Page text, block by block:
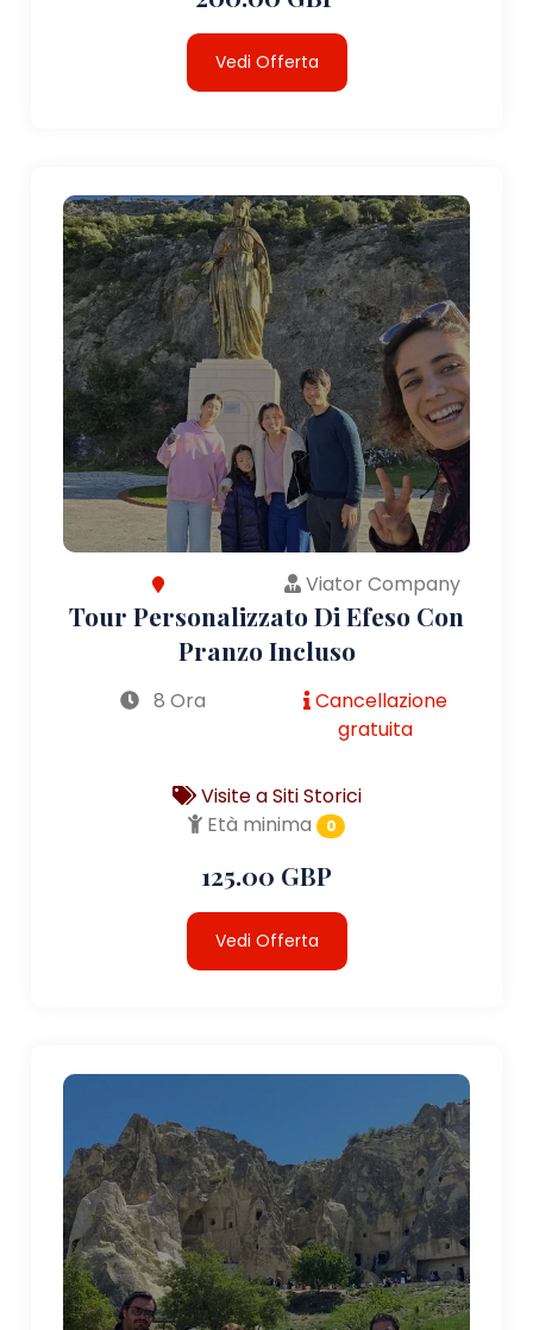
Vedi Offerta
Viator Company
Tour Personalizzato Di Efeso Con
Pranzo Incluso
8 Ora
Cancellazione
gratuita
Visite a Siti Storici
Età minima
0
125.00 GBP
Vedi Offerta